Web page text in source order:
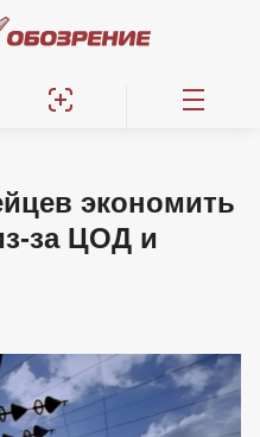
экономить
за ЦОД и